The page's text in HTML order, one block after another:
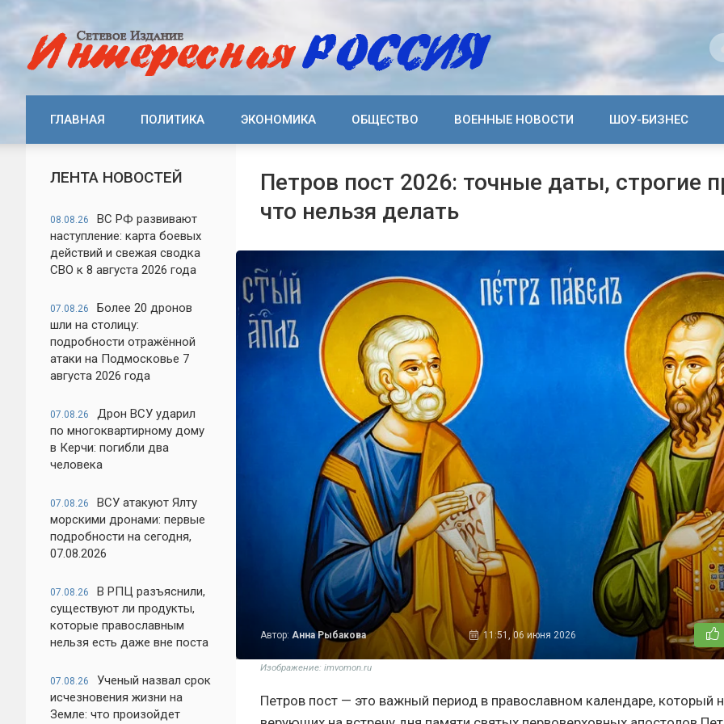
ГЛАВНАЯ ПОЛИТИКА ЭКОНОМИКА ОБЩЕСТВО ВОЕННЫЕ НОВОСТИ ШОУ-БИЗНЕС
ЛЕНТА НОВОСТЕЙ
08.08.26
ВС РФ развивают
наступление: карта боевых
действий и свежая сводка
СВО к 8 августа 2026 года
07.08.26
Более 20 дронов
шли на столицу:
подробности отражённой
атаки на Подмосковье 7
августа 2026 года
07.08.26
Дрон ВСУ ударил
по многоквартирному дому
в Керчи: погибли два
человека
07.08.26
ВСУ атакуют Ялту
морскими дронами: первые
подробности на сегодня,
07.08.2026
07.08.26
В РПЦ разъяснили,
существуют ли продукты,
которые православным
нельзя есть даже вне поста
07.08.26
Ученый назвал срок
исчезновения жизни на
Земле: что произойдет
Петров пост 2026: точные даты, строгие
что нельзя делать
Автор: Анна Рыбакова 11:51, 06 июня 2026
Изображение: imvomon.ru
Петров пост — это важный период в православном календаре, который